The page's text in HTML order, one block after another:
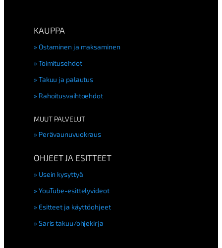
KAUPPA
Ostaminen ja maksaminen
Toimitusehdot
Takuu ja palautus
Rahoitusvaihtoehdot
MUUT PALVELUT
Perävaunuvuokraus
OHJEET JA ESITTEET
Usein kysyttyä
YouTube-esittelyvideot
Esitteet ja käyttöohjeet
Saris takuu/ohjekirja